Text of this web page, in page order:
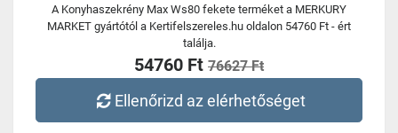
A Konyhaszekrény Max Ws80 fekete terméket a MERKURY
MARKET gyártótól a Kertifelszereles.hu oldalon 54760 Ft - ért
találja.
54760 Ft 76627 Ft
Ellenőrizd az elérhetőséget